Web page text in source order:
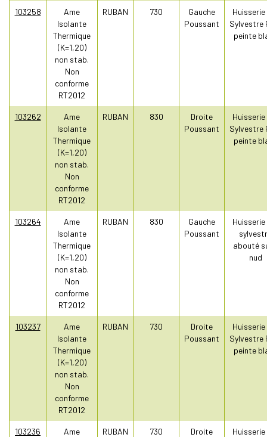
103258
Ame
Isolante
Thermique
(K=1,20)
non stab.
Non
conforme
RT2012
RUBAN 730
Gauche
Poussant
Huisserie
Sylvestre
peinte
103262
Ame
Isolante
Thermique
(K=1,20)
non stab.
Non
conforme
RT2012
RUBAN 830
Droite
Poussant
Huisserie
Sylvestre
peinte
103264
Ame
Isolante
Thermique
(K=1,20)
non stab.
Non
conforme
RT2012
RUBAN 830
Gauche
Poussant
Huisserie
abouté
nud
103237
Ame
Isolante
Thermique
(K=1,20)
non stab.
Non
conforme
RT2012
RUBAN 730
Droite
Poussant
Huisserie
Sylvestre
peinte
103236
Ame
RUBAN 730
Droite
Huisserie